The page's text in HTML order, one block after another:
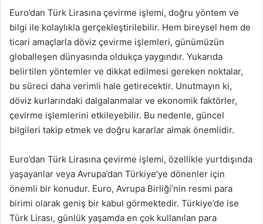
Euro’dan Türk Lirasına çevirme işlemi, doğru yöntem ve
bilgi ile kolaylıkla gerçekleştirilebilir. Hem bireysel hem de
ticari amaçlarla döviz çevirme işlemleri, günümüzün
globalleşen dünyasında oldukça yaygındır. Yukarıda
belirtilen yöntemler ve dikkat edilmesi gereken noktalar,
bu süreci daha verimli hale getirecektir. Unutmayın ki,
döviz kurlarındaki dalgalanmalar ve ekonomik faktörler,
çevirme işlemlerini etkileyebilir. Bu nedenle, güncel
bilgileri takip etmek ve doğru kararlar almak önemlidir.
Euro’dan Türk Lirasına çevirme işlemi, özellikle yurtdışında
yaşayanlar veya Avrupa’dan Türkiye’ye dönenler için
önemli bir konudur. Euro, Avrupa Birliği’nin resmi para
birimi olarak geniş bir kabul görmektedir. Türkiye’de ise
Türk Lirası, günlük yaşamda en çok kullanılan para